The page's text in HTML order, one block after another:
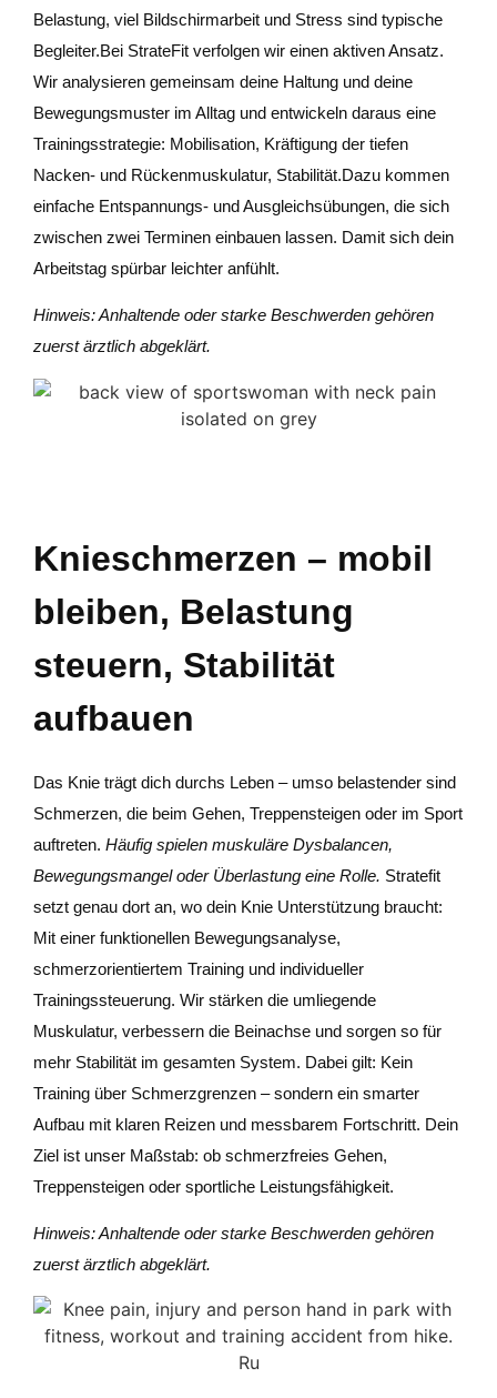
Belastung, viel Bildschirmarbeit und Stress sind typische
Begleiter.Bei StrateFit verfolgen wir einen aktiven Ansatz.
Wir analysieren gemeinsam deine Haltung und deine
Bewegungsmuster im Alltag und entwickeln daraus eine
Trainingsstrategie: Mobilisation, Kräftigung der tiefen
Nacken- und Rückenmuskulatur, Stabilität.Dazu kommen
einfache Entspannungs- und Ausgleichsübungen, die sich
zwischen zwei Terminen einbauen lassen. Damit sich dein
Arbeitstag spürbar leichter anfühlt.
Hinweis: Anhaltende oder starke Beschwerden gehören
zuerst ärztlich abgeklärt.
Knieschmerzen – mobil
bleiben, Belastung
steuern, Stabilität
aufbauen
Das Knie trägt dich durchs Leben – umso belastender sind
Schmerzen, die beim Gehen, Treppensteigen oder im Sport
auftreten. Häufig spielen muskuläre Dysbalancen,
Bewegungsmangel oder Überlastung eine Rolle. Stratefit
setzt genau dort an, wo dein Knie Unterstützung braucht:
Mit einer funktionellen Bewegungsanalyse,
schmerzorientiertem Training und individueller
Trainingssteuerung. Wir stärken die umliegende
Muskulatur, verbessern die Beinachse und sorgen so für
mehr Stabilität im gesamten System. Dabei gilt: Kein
Training über Schmerzgrenzen – sondern ein smarter
Aufbau mit klaren Reizen und messbarem Fortschritt. Dein
Ziel ist unser Maßstab: ob schmerzfreies Gehen,
Treppensteigen oder sportliche Leistungsfähigkeit.
Hinweis: Anhaltende oder starke Beschwerden gehören
zuerst ärztlich abgeklärt.